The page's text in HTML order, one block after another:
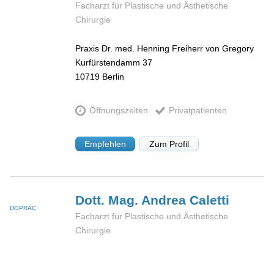
Facharzt für Plastische und Ästhetische
Chirurgie
Praxis Dr. med. Henning Freiherr von Gregory
Kurfürstendamm 37
10719 Berlin
Öffnungszeiten Privatpatienten
Empfehlen Zum Profil
DGPRÄC
Dott. Mag. AndreaCaletti
Facharzt für Plastische und Ästhetische
Chirurgie